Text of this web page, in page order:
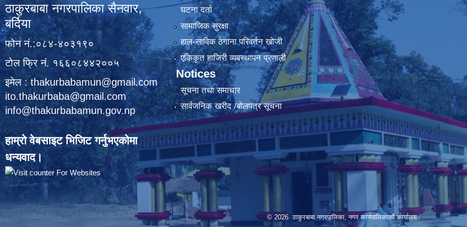
ठाकुरबाबा नगरपालिका सैनवार,
बर्दिया
फोन नं.:०८४-४०३१९०
टोल फ्रि नं. १६६०८४४२००५
इमेल : thakurbabamun@gmail.com
ito.thakurbaba@gmail.com
info@thakurbabamun.gov.np
हाम्रो वेबसाइट भिजिट गर्नुभएकोमा
धन्यवाद।
घटना दर्ता
सामाजिक सुरक्षा
हाल-साविक ठेगाना परिवर्तन खोजी
एकिकृत हाजिरी व्यबस्थापन प्रणाली
Notices
सूचना तथा समाचार
सार्वजनिक खरीद /बोलपत्र सूचना
© 2026 ठाकुरबाबा नगरपालिका, नगर कार्यपालिकाकाे कार्यालय